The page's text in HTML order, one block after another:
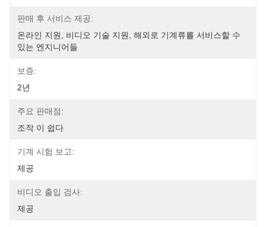
판매 후 서비스 제공:
온라인 지원, 비디오 기술 지원, 해외로 기계류를 서비스할 수
있는 엔지니어들
보증:
2년
주요 판매점:
조작 이 쉽다
기계 시험 보고:
제공
비디오 출입 검사:
제공